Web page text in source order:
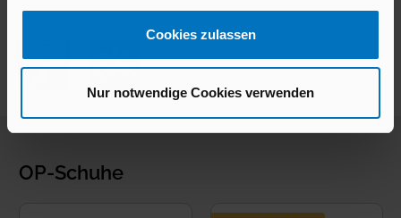
gesammelt haben.
Cookies zulassen
Nur notwendige Cookies verwenden
OP-Schuhe